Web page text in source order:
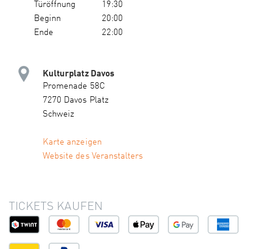
Türöffnung
19:30
Beginn
20:00
Ende
22:00
Kulturplatz Davos
Promenade 58C
7270 Davos Platz
Schweiz
Karte anzeigen
Website des Veranstalters
TICKETS KAUFEN